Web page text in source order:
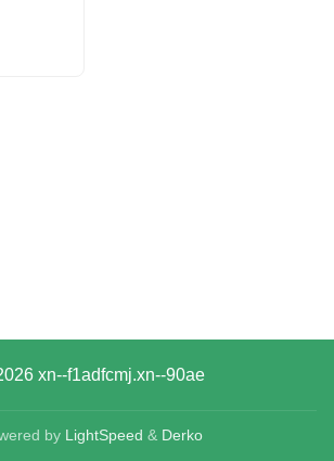
xn--f1adfcmj.xn--90ae
by LightSpeed & Derko